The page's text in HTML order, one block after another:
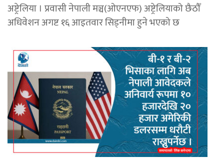
अष्ट्रेलिया । प्रवासी नेपाली मञ्च(ओएनएफ) अष्ट्रेलियाको छैठौँ
अधिवेशन अगष्ट १६ आइतवार सिड्नीमा हुने भएको छ